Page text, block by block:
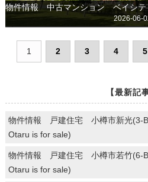
2026-06-
1 2 3 4 5
【最新記
物件情報 戸建住宅 小樽市新光(3-
Otaru is for sale)
物件情報 戸建住宅 小樽市若竹(6-
Otaru is for sale)